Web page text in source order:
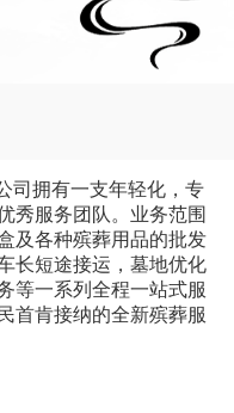
司拥有一支年轻化，专
秀服务团队。业务范围
及各种殡葬用品的批发
长短途接运，墓地优化
等一系列全程一站式服
首肯接纳的全新殡葬服